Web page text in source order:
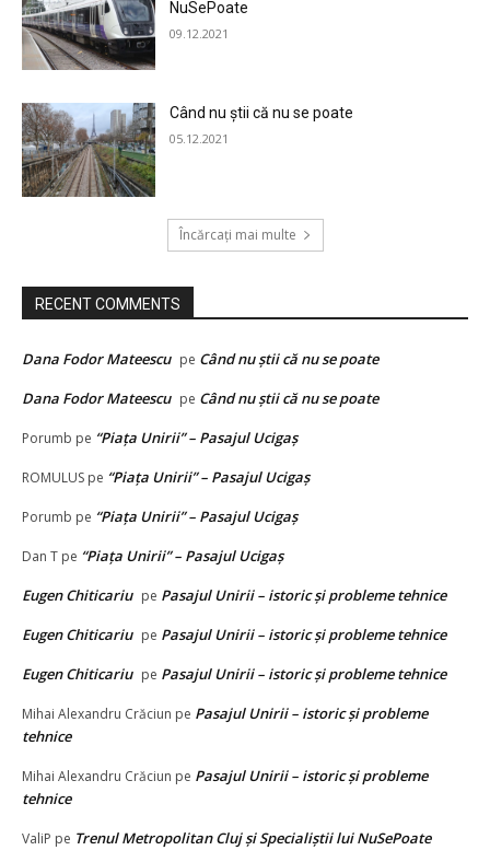
NuSePoate
09.12.2021
Când nu știi că nu se poate
05.12.2021
Încărcați mai multe
RECENT COMMENTS
Dana Fodor Mateescu pe Când nu știi că nu se poate
Dana Fodor Mateescu pe Când nu știi că nu se poate
Porumb pe “Piața Unirii” – Pasajul Ucigaș
ROMULUS pe “Piața Unirii” – Pasajul Ucigaș
Porumb pe “Piața Unirii” – Pasajul Ucigaș
Dan T pe “Piața Unirii” – Pasajul Ucigaș
Eugen Chiticariu pe Pasajul Unirii – istoric și probleme tehnice
Eugen Chiticariu pe Pasajul Unirii – istoric și probleme tehnice
Eugen Chiticariu pe Pasajul Unirii – istoric și probleme tehnice
Mihai Alexandru Crăciun pe Pasajul Unirii – istoric și probleme
tehnice
Mihai Alexandru Crăciun pe Pasajul Unirii – istoric și probleme
tehnice
ValiP pe Trenul Metropolitan Cluj și Specialiștii lui NuSePoate